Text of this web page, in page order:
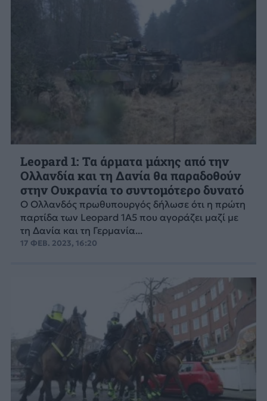
Leopard 1: Τα άρματα μάχης από την
Ολλανδία και τη Δανία θα παραδοθούν
στην Ουκρανία το συντομότερο δυνατό
Ο Ολλανδός πρωθυπουργός δήλωσε ότι η πρώτη
παρτίδα των Leopard 1A5 που αγοράζει μαζί με
τη Δανία και τη Γερμανία...
17 ΦΕΒ. 2023, 16:20